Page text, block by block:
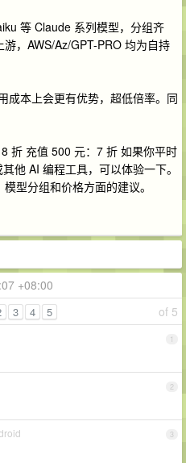
等 Claude 系列模型，分组齐
，AWS/Az/GPT-PRO 均为自持
成本上会更有优势，超低倍率。同
折 充值 500 元：7 折 如果你平时
他 AI 编程工具，可以体验一下。
型分组和价格方面的建议。
+08:00
of 5
3 4 5
1
2
3